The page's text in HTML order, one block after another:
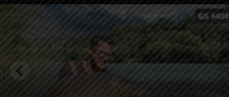
65 MIN